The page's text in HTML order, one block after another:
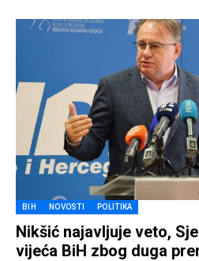
BIH NOVOSTI POLITIKA
Nikšić najavljuje veto,
vijeća BiH zbog duga